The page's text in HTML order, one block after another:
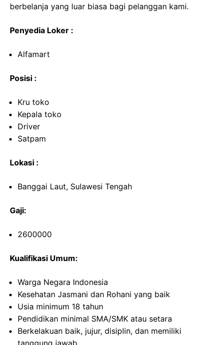
berbelanja yang luar biasa bagi pelanggan kami.
Penyedia Loker :
Alfamart
Posisi :
Kru toko
Kepala toko
Driver
Satpam
Lokasi :
Banggai Laut, Sulawesi Tengah
Gaji:
2600000
Kualifikasi Umum:
Warga Negara Indonesia
Kesehatan Jasmani dan Rohani yang baik
Usia minimum 18 tahun
Pendidikan minimal SMA/SMK atau setara
Berkelakuan baik, jujur, disiplin, dan memiliki